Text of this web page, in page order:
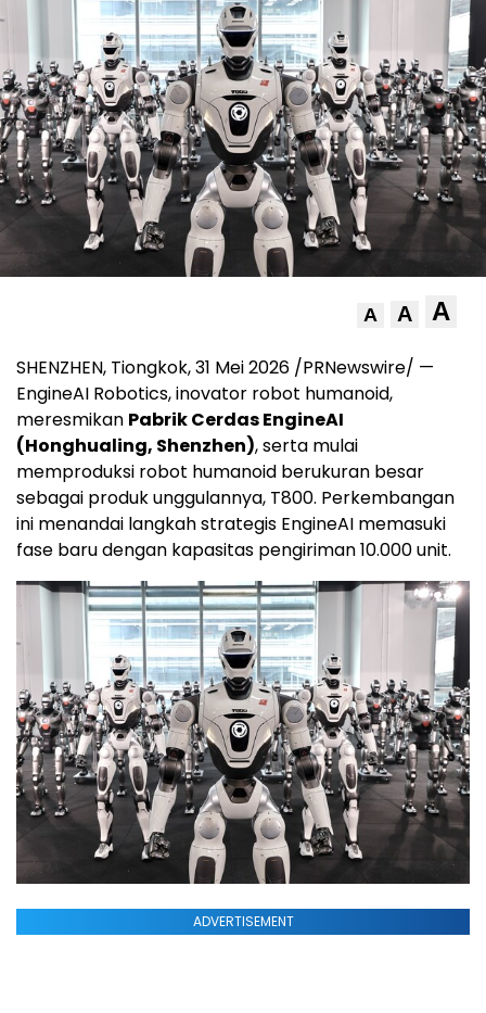
A A A
SHENZHEN, Tiongkok, 31 Mei 2026 /PRNewswire/ —
EngineAI Robotics, inovator robot humanoid,
meresmikan Pabrik Cerdas EngineAI
(Honghualing, Shenzhen), serta mulai
memproduksi robot humanoid berukuran besar
sebagai produk unggulannya, T800. Perkembangan
ini menandai langkah strategis EngineAI memasuki
fase baru dengan kapasitas pengiriman 10.000 unit.
ADVERTISEMENT